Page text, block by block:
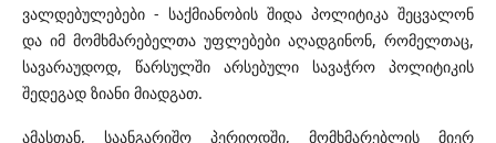
ვალდებულებები - საქმიანობის შიდა პოლიტიკა შეცვალონ
და იმ მომხმარებელთა უფლებები აღადგინონ, რომელთაც,
სავარაუდოდ, წარსულში არსებული სავაჭრო პოლიტიკის
შედეგად ზიანი მიადგათ.
ამასთან, საანგარიშო პერიოდში, მომხმარებლის მიერ